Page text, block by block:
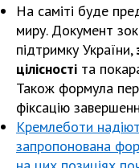
На саміті буде
миру. Документ
підтримку України,
цілісності та
Також формула
фіксацію
Кремлеботи
запропонована